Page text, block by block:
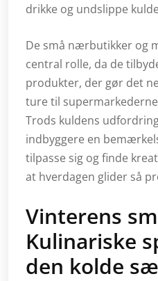
drikke og undslippe
De små nærbutikker og
central rolle, da de
produkter, der gør det
ture til
Trods kuldens
indbyggere en
tilpasse sig og finde
at hverdagen glider så
Vinterens
Kulinariske
den kolde